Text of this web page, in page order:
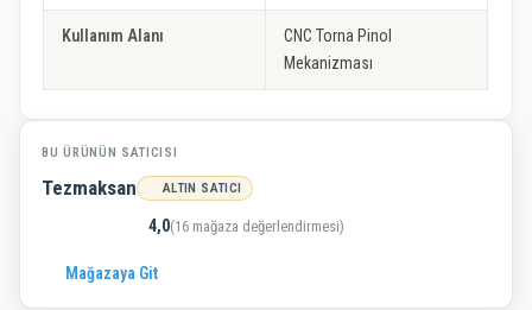
Kullanım Alanı
CNC Torna Pinol
Mekanizması
BU ÜRÜNÜN SATICISI
Tezmaksan ALTIN SATICI
4,0(16 mağaza değerlendirmesi)
Mağazaya Git